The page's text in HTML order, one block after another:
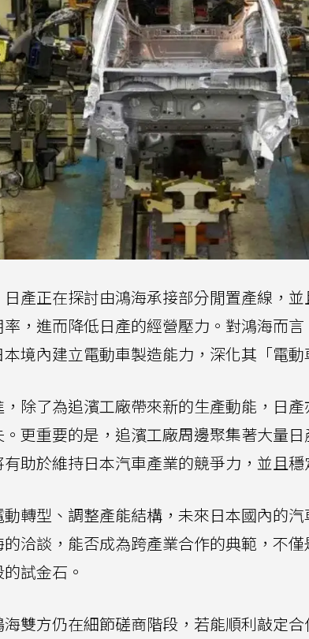
產正在探討由鴻海承接部分閒置產線，
，進而降低日產的經營壓力。對鴻海而
境內建立電動車製造能力，深化其「電
除了為追濱工廠帶來新的生產動能，日
更重要的是，追濱工廠周邊聚集著大量
助於維持日本汽車產業的競爭力，並且
轉型、調整產能結構，未來日本國內的
洽談，能否成為跨產業合作的典範，不
試金石。
雙方仍在細節磋商階段，若能順利敲定